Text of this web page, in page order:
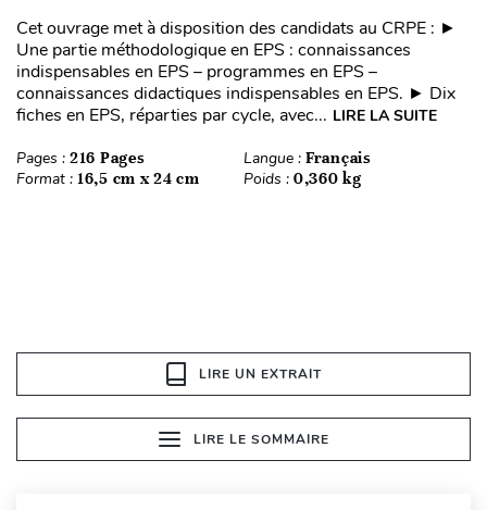
Cet ouvrage met à disposition des candidats au CRPE : ►
Une partie méthodologique en EPS : connaissances
indispensables en EPS – programmes en EPS –
connaissances didactiques indispensables en EPS. ► Dix
fiches en EPS, réparties par cycle, avec... LIRE LA SUITE
Pages : 216 Pages Langue : Français
Format : 16,5 cm x 24 cm Poids : 0,360 kg
LIRE UN EXTRAIT
LIRE LE SOMMAIRE